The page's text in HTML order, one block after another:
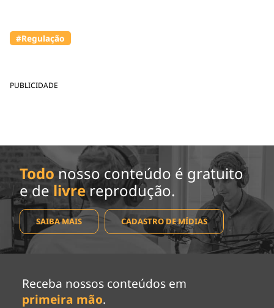
PUBLICIDADE
#Regulação
Todo nosso conteúdo é gratuito
e de livrereprodução.
SAIBA MAIS CADASTRO DE MÍDIAS
Receba nossos conteúdos em
primeira mão.